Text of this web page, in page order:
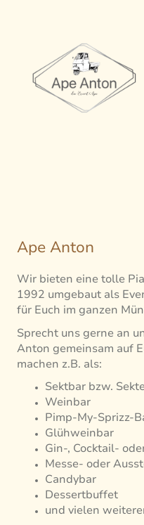
Ape Anton
Wir bieten eine tolle
1992 umgebaut als
für Euch im ganzen
Sprecht uns gerne an
Anton gemeinsam auf
machen z.B. als:
Sektbar bzw.
Weinbar
Pimp-My-Sprizz-
Glühweinbar
Gin-, Cocktail-
Messe- oder
Candybar
Dessertbuffet
und vielen